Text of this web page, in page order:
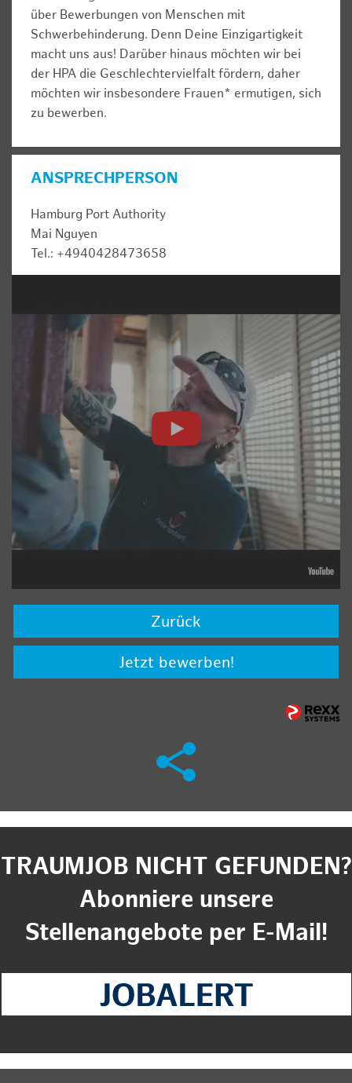
über Bewerbungen von Menschen mit
Schwerbehinderung. Denn Deine Einzigartigkeit
macht uns aus! Darüber hinaus möchten wir bei
der HPA die Geschlechtervielfalt fördern, daher
möchten wir insbesondere Frauen* ermutigen, sich
zu bewerben.
ANSPRECHPERSON
Hamburg Port Authority
Mai Nguyen
Tel.: +4940428473658
Zurück
Jetzt bewerben!
TRAUMJOB NICHT GEFUNDEN?
Abonniere unsere
Stellenangebote per E-Mail!